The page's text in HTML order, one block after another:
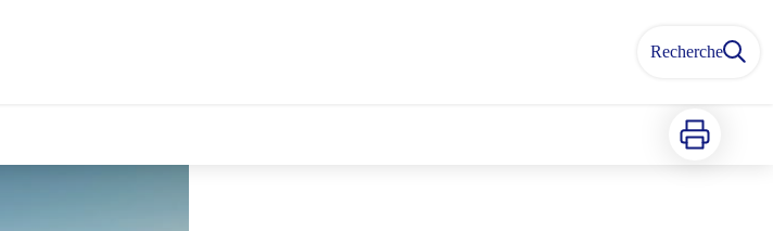
Recherche
Imprimer